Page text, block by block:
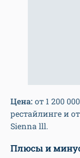
Цена: от 1 200
рестайлинге и
Sienna lll.
Плюсы и